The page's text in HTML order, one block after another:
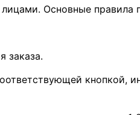
Основные правила
заказа.
кнопкой,